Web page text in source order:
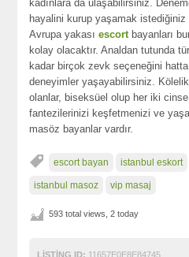
kadınlara da ulaşabilirsiniz.
hayalini kurup yaşamak
Avrupa yakasıescort bayanları
kolay olacaktır. Analdan tutunda
kadar birçok zevk seçeneğini
deneyimler yaşayabilirsiniz.
olanlar, biseksüel olup her iki
fantezilerinizi keşfetmenizi ve
masöz bayanlar vardır.
escort bayan istanbul eskort
istanbul masoz vip masaj
593 total views, 2 today
LISTING ID: 11657E0E8E84745